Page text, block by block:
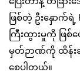
ဖြစ်တဲ့ ဦးနှောက်
ကြီးထွားမှုကို ဖြစ်
မှတ်ဉာဏ်ကို ထိန်း
စေပါတယ်။